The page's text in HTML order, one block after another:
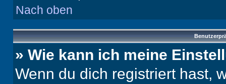
Nach oben
» Wie kann ich meine
Wenn du dich registriert hast,